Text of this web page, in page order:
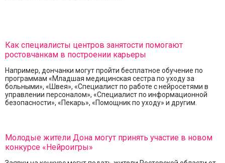
Как специалисты центров занятости помогают
ростовчанкам в построении карьеры
Например, дончанки могут пройти бесплатное обучение по
программам «Младшая медицинская сестра по уходу за
больными», «Швея», «Специалист по работе с нейросетями в
управлении персоналом», «Специалист по информационной
безопасности», «Пекарь», «Помощник по уходу» и другим.
Молодые жители Дона могут принять участие в новом
конкурсе «Нейроигры»